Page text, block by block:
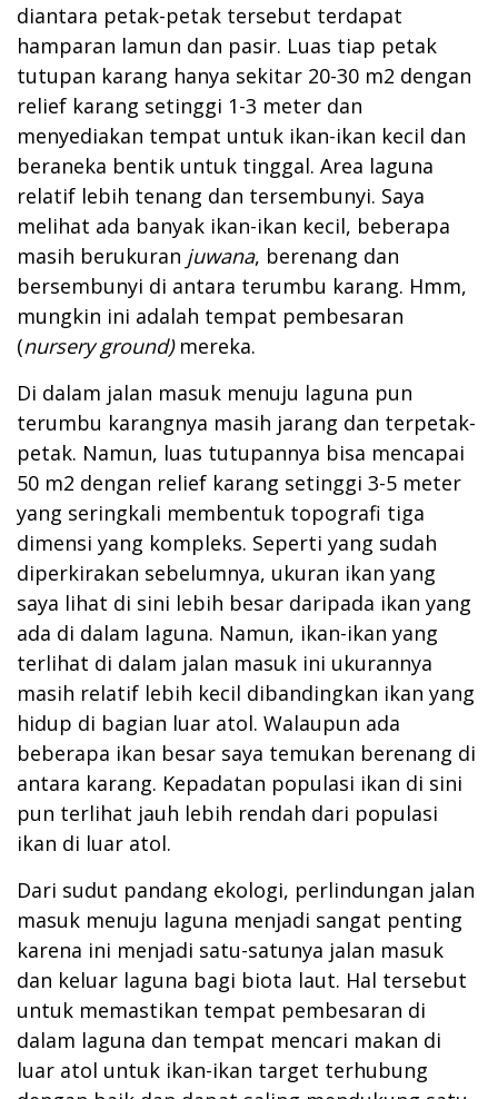
diantara petak-petak tersebut terdapat
hamparan lamun dan pasir. Luas tiap petak
tutupan karang hanya sekitar 20-30 m2 dengan
relief karang setinggi 1-3 meter dan
menyediakan tempat untuk ikan-ikan kecil dan
beraneka bentik untuk tinggal. Area laguna
relatif lebih tenang dan tersembunyi. Saya
melihat ada banyak ikan-ikan kecil, beberapa
masih berukuran juwana, berenang dan
bersembunyi di antara terumbu karang. Hmm,
mungkin ini adalah tempat pembesaran
(nursery ground) mereka.
Di dalam jalan masuk menuju laguna pun
terumbu karangnya masih jarang dan terpetak-
petak. Namun, luas tutupannya bisa mencapai
50 m2 dengan relief karang setinggi 3-5 meter
yang seringkali membentuk topografi tiga
dimensi yang kompleks. Seperti yang sudah
diperkirakan sebelumnya, ukuran ikan yang
saya lihat di sini lebih besar daripada ikan yang
ada di dalam laguna. Namun, ikan-ikan yang
terlihat di dalam jalan masuk ini ukurannya
masih relatif lebih kecil dibandingkan ikan yang
hidup di bagian luar atol. Walaupun ada
beberapa ikan besar saya temukan berenang di
antara karang. Kepadatan populasi ikan di sini
pun terlihat jauh lebih rendah dari populasi
ikan di luar atol.
Dari sudut pandang ekologi, perlindungan jalan
masuk menuju laguna menjadi sangat penting
karena ini menjadi satu-satunya jalan masuk
dan keluar laguna bagi biota laut. Hal tersebut
untuk memastikan tempat pembesaran di
dalam laguna dan tempat mencari makan di
luar atol untuk ikan-ikan target terhubung